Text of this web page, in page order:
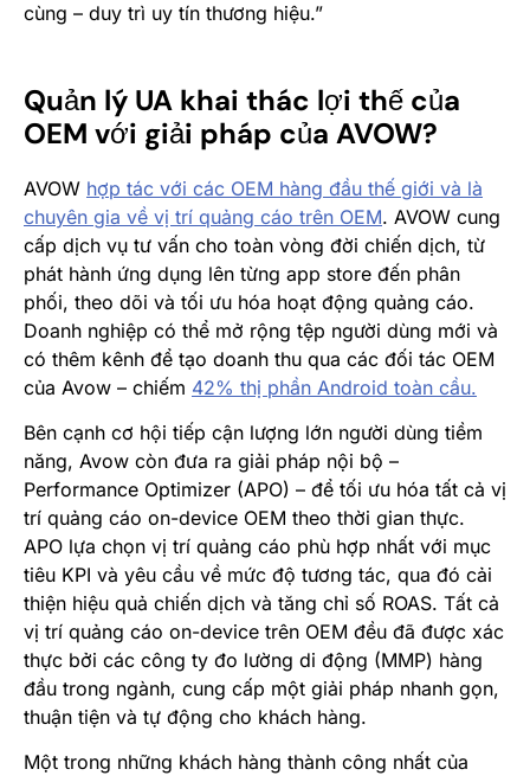
cùng – duy trì uy tín thương hiệu.”
Quản lý UA khai thác lợi thế của
OEM với giải pháp của AVOW?
AVOW hợp tác với các OEM hàng đầu thế giới và là
chuyên gia về vị trí quảng cáo trên OEM. AVOW cung
cấp dịch vụ tư vấn cho toàn vòng đời chiến dịch, từ
phát hành ứng dụng lên từng app store đến phân
phối, theo dõi và tối ưu hóa hoạt động quảng cáo.
Doanh nghiệp có thể mở rộng tệp người dùng mới và
có thêm kênh để tạo doanh thu qua các đối tác OEM
của Avow – chiếm 42% thị phần Android toàn cầu.
Bên cạnh cơ hội tiếp cận lượng lớn người dùng tiềm
năng, Avow còn đưa ra giải pháp nội bộ –
Performance Optimizer (APO) – để tối ưu hóa tất cả vị
trí quảng cáo on-device OEM theo thời gian thực.
APO lựa chọn vị trí quảng cáo phù hợp nhất với mục
tiêu KPI và yêu cầu về mức độ tương tác, qua đó cải
thiện hiệu quả chiến dịch và tăng chỉ số ROAS. Tất cả
vị trí quảng cáo on-device trên OEM đều đã được xác
thực bởi các công ty đo lường di động (MMP) hàng
đầu trong ngành, cung cấp một giải pháp nhanh gọn,
thuận tiện và tự động cho khách hàng.
Một trong những khách hàng thành công nhất của